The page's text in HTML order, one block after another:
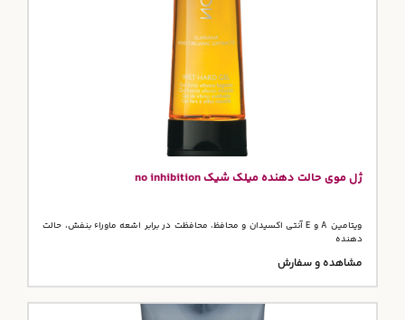
ژل موی حالت دهنده میلک شیک no inhibition
ویتامین A و E آنتی اکسیدان و محافظ، محافظت در برابر اشعه ماوراء بنفش، حالت
دهنده
مشاهده و سفارش